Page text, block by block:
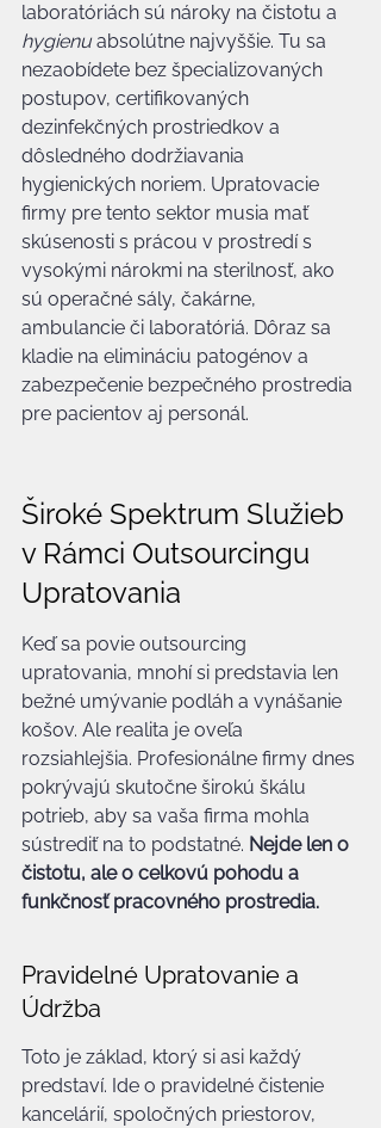
laboratóriách sú nároky na čistotu a
hygienu absolútne najvyššie. Tu sa
nezaobídete bez špecializovaných
postupov, certifikovaných
dezinfekčných prostriedkov a
dôsledného dodržiavania
hygienických noriem. Upratovacie
firmy pre tento sektor musia mať
skúsenosti s prácou v prostredí s
vysokými nárokmi na sterilnosť, ako
sú operačné sály, čakárne,
ambulancie či laboratóriá. Dôraz sa
kladie na elimináciu patogénov a
zabezpečenie bezpečného prostredia
pre pacientov aj personál.
Široké Spektrum Služieb
v Rámci Outsourcingu
Upratovania
Keď sa povie outsourcing
upratovania, mnohí si predstavia len
bežné umývanie podláh a vynášanie
košov. Ale realita je oveľa
rozsiahlejšia. Profesionálne firmy dnes
pokrývajú skutočne širokú škálu
potrieb, aby sa vaša firma mohla
sústrediť na to podstatné. Nejde len o
čistotu, ale o celkovú pohodu a
funkčnosť pracovného prostredia.
Pravidelné Upratovanie a
Údržba
Toto je základ, ktorý si asi každý
predstaví. Ide o pravidelné čistenie
kancelárií, spoločných priestorov,